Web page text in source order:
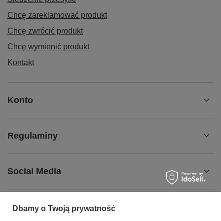
Chcę zareklamować produkt
Chcę zwrócić produkt
Chcę wymienić produkt
Kontakt
Konto
Regulaminy
Social Media
Dbamy o Twoją prywatność